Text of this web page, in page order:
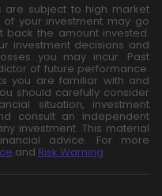
are subject to high market
your investment may go
the amount invested.
investment decisions and
you may incur. Past
of future performance.
you are familiar with and
should carefully consider
situation, investment
consult an independent
investment. This material
advice. For more
and Risk Warning.